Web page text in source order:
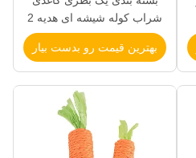
شراب کوله شیشه ای هدیه 2
بطری شراب سیاه کیف حمل
بهترین قیمت رو بدست بیار